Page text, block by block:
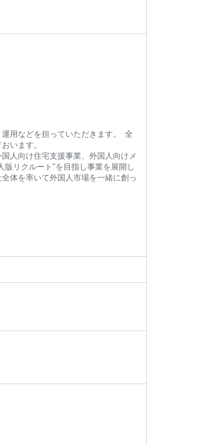
用などを担っていただきます。 全
います。
人向け住宅支援事業、外国人向けメ
リクルート"を目指し事業を展開し
体を率いて外国人市場を一緒に創っ